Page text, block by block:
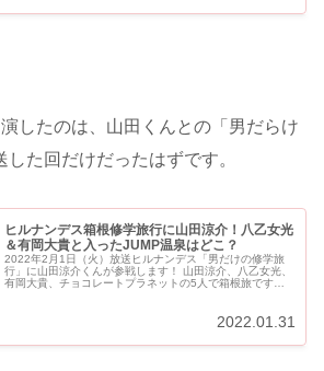
したのは、山田くんとの「男だらけ
た回だけだったはずです。
ヒルナンデス箱根修学旅行に山田涼介！八乙女光
＆有岡大貴と入ったJUMP温泉はどこ？
2022年2月1日（火）放送ヒルナンデス「男だけの修学旅
行」に山田涼介くんが参戦します！ 山田涼介、八乙女光、
有岡大貴、チョコレートプラネットの5人で箱根旅です。
2022.01.31